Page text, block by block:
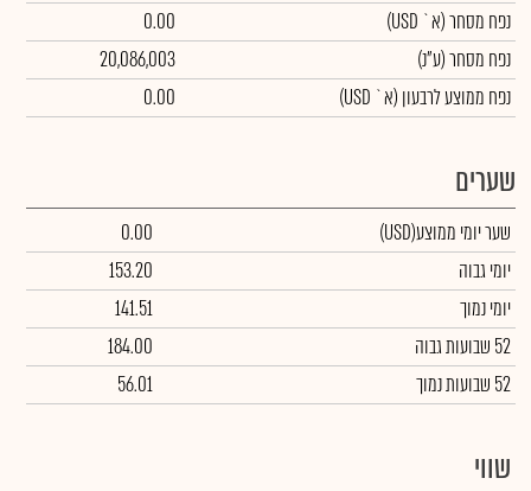
נפח מסחר(א` USD)
0.00
נפח מסחר(ע"נ)
20,086,003
נפח ממוצע לרבעון (א` USD)
0.00
שערים
שער יומי ממוצע(USD)
0.00
יומי גבוה
153.20
יומי נמוך
141.51
52 שבועות גבוה
184.00
52 שבועות נמוך
56.01
שווי